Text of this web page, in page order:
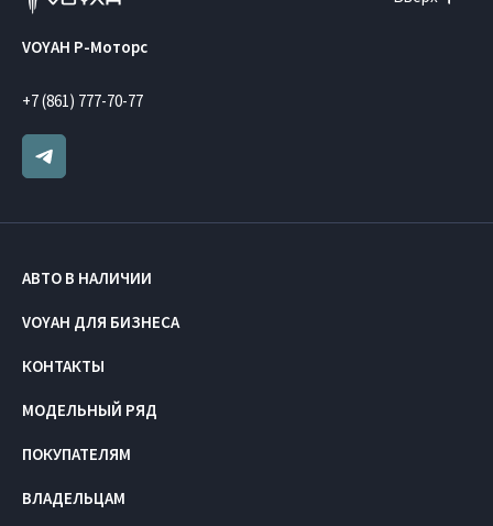
VOYAH Р-Моторс
+7 (861) 777-70-77
АВТО В НАЛИЧИИ
VOYAH ДЛЯ БИЗНЕСА
КОНТАКТЫ
МОДЕЛЬНЫЙ РЯД
ПОКУПАТЕЛЯМ
ВЛАДЕЛЬЦАМ